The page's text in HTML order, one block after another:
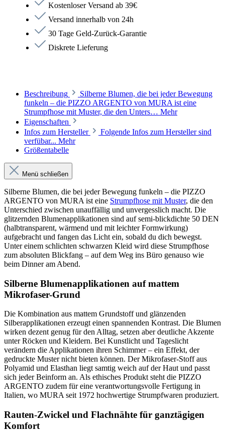
Kostenloser Versand ab 39€
Versand innerhalb von 24h
30 Tage Geld-Zurück-Garantie
Diskrete Lieferung
Beschreibung
Silberne Blumen, die bei jeder Bewegung
funkeln – die PIZZO ARGENTO von MURA ist eine
Strumpfhose mit Muster, die den Unters… Mehr
Eigenschaften
Infos zum Hersteller
Folgende Infos zum Hersteller sind
verfübar... Mehr
Größentabelle
Menü schließen
Silberne Blumen, die bei jeder Bewegung funkeln – die PIZZO
ARGENTO von MURA ist eine Strumpfhose mit Muster, die den
Unterschied zwischen unauffällig und unvergesslich macht. Die
glitzernden Blumenapplikationen sind auf semi-blickdichte 50 DEN
(halbtransparent, wärmend und mit leichter Formwirkung)
aufgebracht und fangen das Licht ein, sobald du dich bewegst.
Unter einem schlichten schwarzen Kleid wird diese Strumpfhose
zum absoluten Blickfang – auf dem Weg ins Büro genauso wie
beim Dinner am Abend.
Silberne Blumenapplikationen auf mattem
Mikrofaser-Grund
Die Kombination aus mattem Grundstoff und glänzenden
Silberapplikationen erzeugt einen spannenden Kontrast. Die Blumen
wirken dezent genug für den Alltag, setzen aber deutliche Akzente
unter Röcken und Kleidern. Bei Kunstlicht und Tageslicht
verändern die Applikationen ihren Schimmer – ein Effekt, der
gedruckte Muster nicht bieten können. Der Mikrofaser-Stoff aus
Polyamid und Elasthan liegt samtig weich auf der Haut und passt
sich jeder Beinform an. Als ethisches Produkt steht die PIZZO
ARGENTO zudem für eine verantwortungsvolle Fertigung in
Italien, wo MURA seit 1972 hochwertige Strumpfwaren produziert.
Rauten-Zwickel und Flachnähte für ganztägigen
Komfort